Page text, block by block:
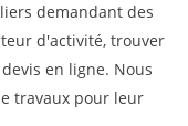
demandant des
d'activité, trouver
en ligne. Nous
travaux pour leur